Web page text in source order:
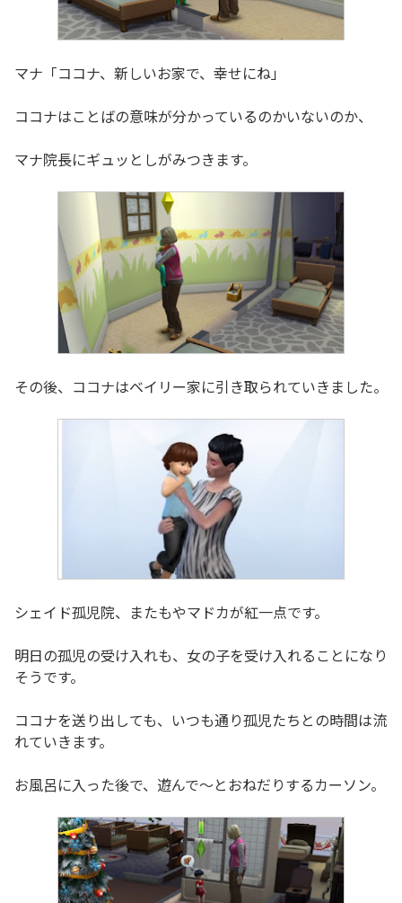
マナ「ココナ、新しいお家で、幸せにね」
ココナはことばの意味が分かっているのかいないのか、
マナ院長にギュッとしがみつきます。
その後、ココナはベイリー家に引き取られていきました。
シェイド孤児院、またもやマドカが紅一点です。
明日の孤児の受け入れも、女の子を受け入れることになり
そうです。
ココナを送り出しても、いつも通り孤児たちとの時間は流
れていきます。
お風呂に入った後で、遊んで～とおねだりするカーソン。